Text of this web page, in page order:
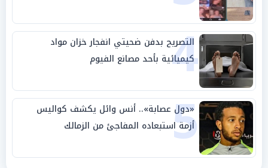
4
التصريح بدفن ضحيتي انفجار خزان مواد
كيميائية بأحد مصانع الفيوم
5
«دول عصابة».. أنس وائل يكشف كواليس
أزمة استبعاده المفاجئ من الزمالك